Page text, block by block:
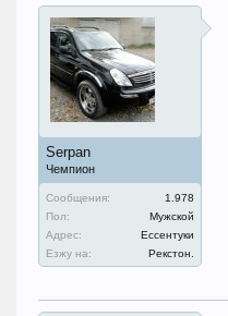
Serpan
Чемпион
Сообщения:
1.978
Пол:
Мужской
Адрес:
Ессентуки
Езжу на:
Рекстон.